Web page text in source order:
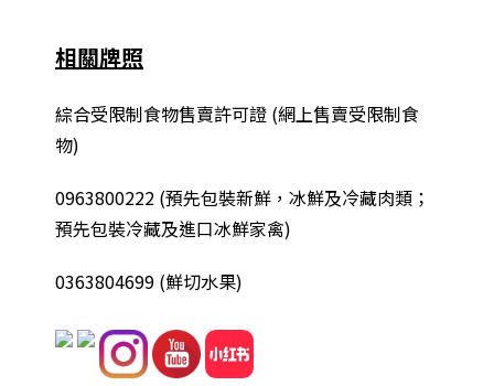
相關牌照
綜合受限制食物售賣許可證 (網上售賣受限制食
物)
0963800222 (預先包裝新鮮，冰鮮及冷藏肉類；
預先包裝冷藏及進口冰鮮家禽)
0363804699 (鮮切水果)